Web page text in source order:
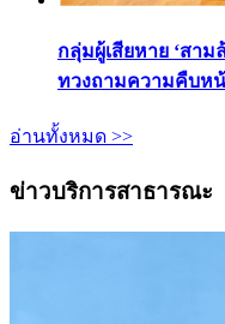
กลุ่มผู้เสียหาย ‘สา
ทวงถามความคืบหน้
อ่านทั้งหมด >>
ข่าวบริการสาธารณะ